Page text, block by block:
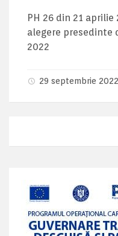
PH 26 din 21
alegere presedinte
2022
29 septembrie 2022